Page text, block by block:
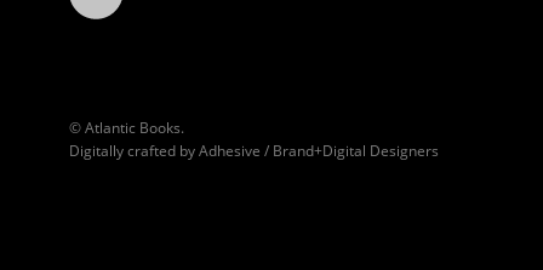
© Atlantic Books.
Digitally crafted byAdhesive / Brand+Digital Designers